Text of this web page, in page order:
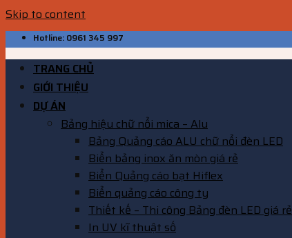
Skip to content
Hotline: 0961 345 997
TRANG CHỦ
GIỚI THIỆU
DỰ ÁN
Bảng hiệu chữ nổi mica – Alu
Bảng Quảng cáo ALU chữ nổi đèn LED
Biển bảng inox ăn mòn giá rẻ
Biển Quảng cáo bạt Hiflex
Biển quảng cáo công ty
Thiết kế – Thi công Bảng đèn LED giá rẻ
In UV kĩ thuật số